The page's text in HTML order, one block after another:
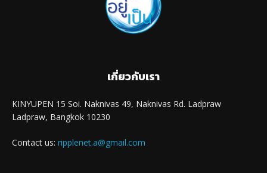
เกี่ยวกับเรา
KINYUPEN 15 Soi. Naknivas 49, Naknivas Rd. Ladpraw
Ladpraw, Bangkok 10230
Contact us: ripplenet.a@gmail.com